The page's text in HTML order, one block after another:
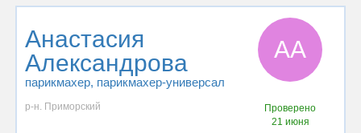
Анастасия
Александрова
парикмахер, парикмахер-универсал
АА
р-н. Приморский
Проверено
21 июня